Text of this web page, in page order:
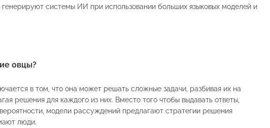
системы ИИ при использовании больших языковых моделей и
овцы?
в том, что она может решать сложные задачи, разбивая их на
решения для каждого из них. Вместо того чтобы выдавать ответы,
модели рассуждений предлагают стратегии решения
люди.